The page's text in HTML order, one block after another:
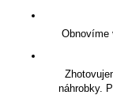
Obnovíme
náhrobky.